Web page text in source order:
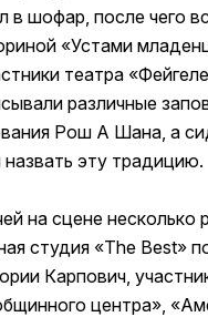
в шофар, после чего
«Устами
театра
различные
Рош А Шана, а
эту традицию.
на сцене несколько
студия «The Best»
Карпович,
центра»,